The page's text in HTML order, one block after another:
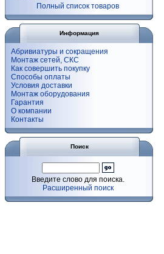
Полный список товаров
Информация
Абривиатуры и сокращения
Монтаж сетей, СКС
Как совершить покупку
Способы оплаты
Условия доставки
Монтаж оборудования
Гарантия
О компании
Контакты
Поиск
Введите слово для поиска.
Расширенный поиск